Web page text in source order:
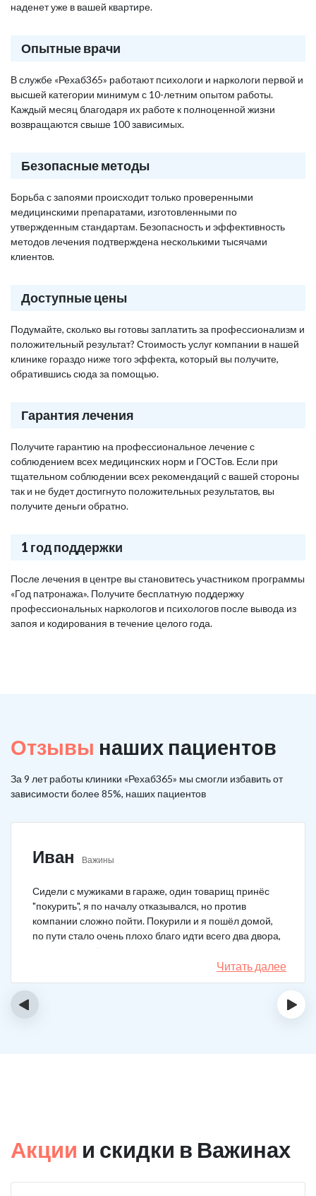
наденет уже в вашей квартире.
Опытные врачи
В службе «Рехаб365» работают психологи и наркологи первой и
высшей категории минимум с 10-летним опытом работы.
Каждый месяц благодаря их работе к полноценной жизни
возвращаются свыше 100 зависимых.
Безопасные методы
Борьба с запоями происходит только проверенными
медицинскими препаратами, изготовленными по
утвержденным стандартам. Безопасность и эффективность
методов лечения подтверждена несколькими тысячами
клиентов.
Доступные цены
Подумайте, сколько вы готовы заплатить за профессионализм и
положительный результат? Стоимость услуг компании в нашей
клинике гораздо ниже того эффекта, который вы получите,
обратившись сюда за помощью.
Гарантия лечения
Получите гарантию на профессиональное лечение с
соблюдением всех медицинских норм и ГОСТов. Если при
тщательном соблюдении всех рекомендаций с вашей стороны
так и не будет достигнуто положительных результатов, вы
получите деньги обратно.
1 год поддержки
После лечения в центре вы становитесь участником программы
«Год патронажа». Получите бесплатную поддержку
профессиональных наркологов и психологов после вывода из
запоя и кодирования в течение целого года.
Отзывы наших пациентов
За 9 лет работы клиники «Рехаб365» мы смогли избавить от
зависимости более 85%, наших пациентов
Иван Важины
Сидели с мужиками в гараже, один товарищ принёс
"покурить", я по началу отказывался, но против
компании сложно пойти. Покурили и я пошёл домой,
по пути стало очень плохо благо идти всего два двора,
чувствовал что точно, что-то не так. Спасибо большое,
что быстро приехали, поставили капельницу и уже
меня начало отпускать. После оказалось, что товарищ
Читать далее
‹ ›
Акции и скидки в Важинах